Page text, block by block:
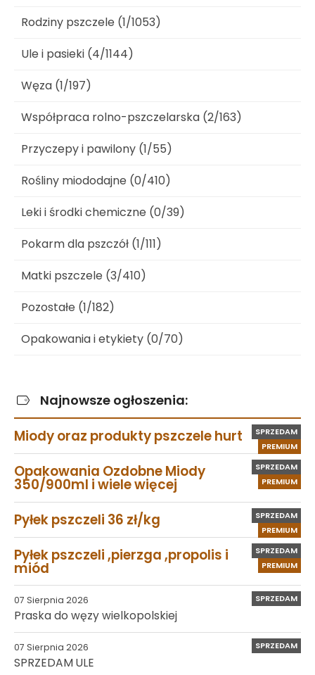
Rodziny pszczele (1/1053)
Ule i pasieki (4/1144)
Węza (1/197)
Współpraca rolno-pszczelarska (2/163)
Przyczepy i pawilony (1/55)
Rośliny miododajne (0/410)
Leki i środki chemiczne (0/39)
Pokarm dla pszczół (1/111)
Matki pszczele (3/410)
Pozostałe (1/182)
Opakowania i etykiety (0/70)
Najnowsze ogłoszenia:
PREMIUM
SPRZEDAM
Miody oraz produkty pszczele hurt
PREMIUM
SPRZEDAM
Opakowania Ozdobne Miody
350/900ml i wiele więcej
PREMIUM
SPRZEDAM
Pyłek pszczeli 36 zł/kg
PREMIUM
SPRZEDAM
Pyłek pszczeli ,pierzga ,propolis i
miód
07 Sierpnia 2026 SPRZEDAM
Praska do węzy wielkopolskiej
07 Sierpnia 2026 SPRZEDAM
SPRZEDAM ULE